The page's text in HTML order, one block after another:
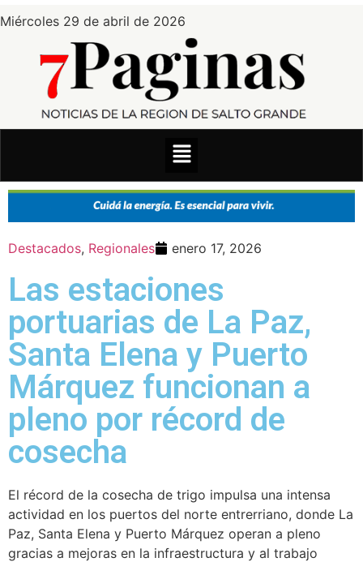
Miércoles 29 de abril de 2026
Destacados, Regionales enero 17, 2026
Las estaciones
portuarias de La Paz,
Santa Elena y Puerto
Márquez funcionan a
pleno por récord de
cosecha
El récord de la cosecha de trigo impulsa una intensa
actividad en los puertos del norte entrerriano, donde La
Paz, Santa Elena y Puerto Márquez operan a pleno
gracias a mejoras en la infraestructura y al trabajo